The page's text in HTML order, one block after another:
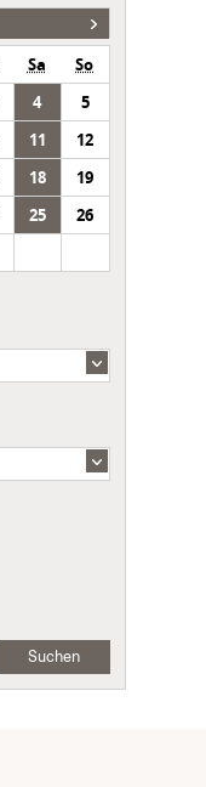
Sa
So
4
5
11
12
18
19
25
26
Suchen